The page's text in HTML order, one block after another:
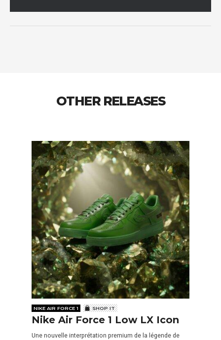
OTHER RELEASES
NIKE AIR FORCE 1 SHOP IT
Nike Air Force 1 Low LX Icon
Une nouvelle interprétation premium de la légende de